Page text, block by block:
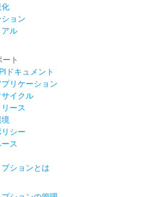
ョン
ル
ト
ドキュメント
リケーション
イクル
ース
シー
ス
ションとは